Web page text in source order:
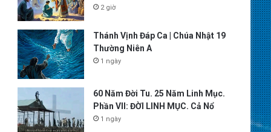
2 giờ
Thánh Vịnh Đáp Ca | Chúa Nhật 19
Thường Niên A
1 ngày
60 Năm Đời Tu. 25 Năm Linh Mục.
Phần VII: ĐỜI LINH MỤC. Cả Nổ
1 ngày